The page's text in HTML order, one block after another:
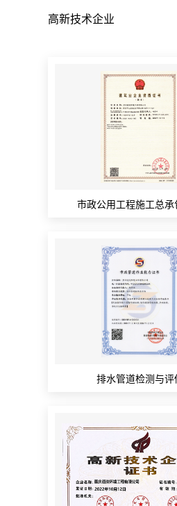
高新技术企业
市政公用工程施工总承
排水管道检测与评